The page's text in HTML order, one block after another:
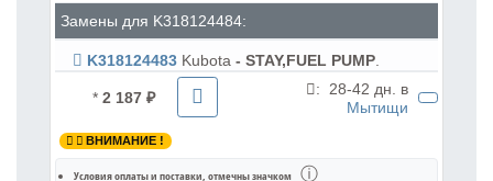
Замены для K318124484:
K318124483 Kubota - STAY,FUEL PUMP.
* 2 187 ₽ : 28-42 дн. в
Мытищи
ВНИМАНИЕ !
Условия оплаты и поставки, отмечны значком ⓘ